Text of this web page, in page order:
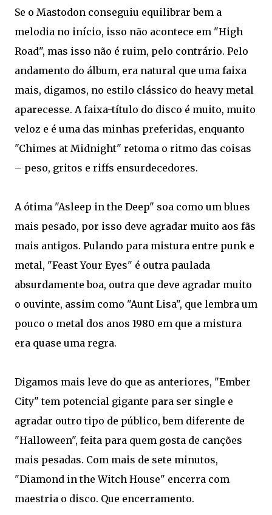
Se o Mastodon conseguiu equilibrar bem a
melodia no início, isso não acontece em "High
Road", mas isso não é ruim, pelo contrário. Pelo
andamento do álbum, era natural que uma faixa
mais, digamos, no estilo clássico do heavy metal
aparecesse. A faixa-título do disco é muito, muito
veloz e é uma das minhas preferidas, enquanto
"Chimes at Midnight" retoma o ritmo das coisas
– peso, gritos e riffs ensurdecedores.
A ótima "Asleep in the Deep" soa como um blues
mais pesado, por isso deve agradar muito aos fãs
mais antigos. Pulando para mistura entre punk e
metal, "Feast Your Eyes" é outra paulada
absurdamente boa, outra que deve agradar muito
o ouvinte, assim como "Aunt Lisa", que lembra um
pouco o metal dos anos 1980 em que a mistura
era quase uma regra.
Digamos mais leve do que as anteriores, "Ember
City" tem potencial gigante para ser single e
agradar outro tipo de público, bem diferente de
"Halloween", feita para quem gosta de canções
mais pesadas. Com mais de sete minutos,
"Diamond in the Witch House" encerra com
maestria o disco. Que encerramento.